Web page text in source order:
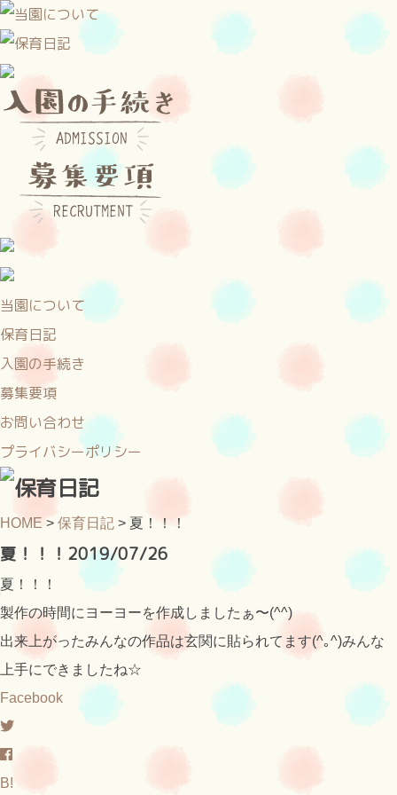
当園について
保育日記
入園の手続き
募集要項
お問い合わせ
プライバシーポリシー
HOME > 保育日記 > 夏！！！
夏！！！ 2019/07/26
夏！！！
製作の時間にヨーヨーを作成しましたぁ〜(^^)
出来上がったみんなの作品は玄関に貼られてます(^｡^)みんな
上手にできましたね☆
Facebook
B!